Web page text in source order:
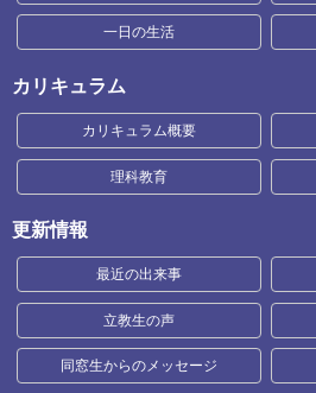
一日の生活
カリキュラム
カリキュラム概要
理科教育
更新情報
最近の出来事
立教生の声
同窓生からのメッセージ